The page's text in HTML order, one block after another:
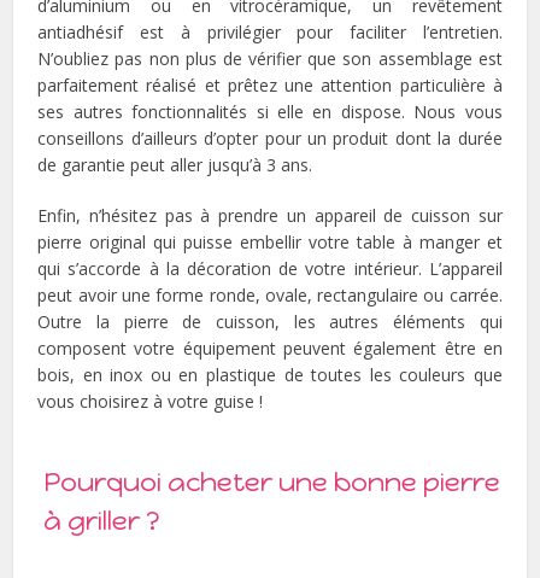
d’aluminium ou en vitrocéramique, un revêtement
antiadhésif est à privilégier pour faciliter l’entretien.
N’oubliez pas non plus de vérifier que son assemblage est
parfaitement réalisé et prêtez une attention particulière à
ses autres fonctionnalités si elle en dispose. Nous vous
conseillons d’ailleurs d’opter pour un produit dont la durée
de garantie peut aller jusqu’à 3 ans.
Enfin, n’hésitez pas à prendre un appareil de cuisson sur
pierre original qui puisse embellir votre table à manger et
qui s’accorde à la décoration de votre intérieur. L’appareil
peut avoir une forme ronde, ovale, rectangulaire ou carrée.
Outre la pierre de cuisson, les autres éléments qui
composent votre équipement peuvent également être en
bois, en inox ou en plastique de toutes les couleurs que
vous choisirez à votre guise !
Pourquoi acheter une bonne pierre
à griller ?